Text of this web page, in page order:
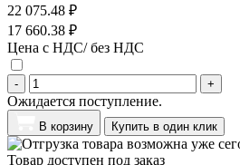
22 075.48 ₽
17 660.38 ₽
Цена с НДС/ без НДС
- +
Ожидается поступление.
В корзину Купить в один клик
Товар доступен под заказ